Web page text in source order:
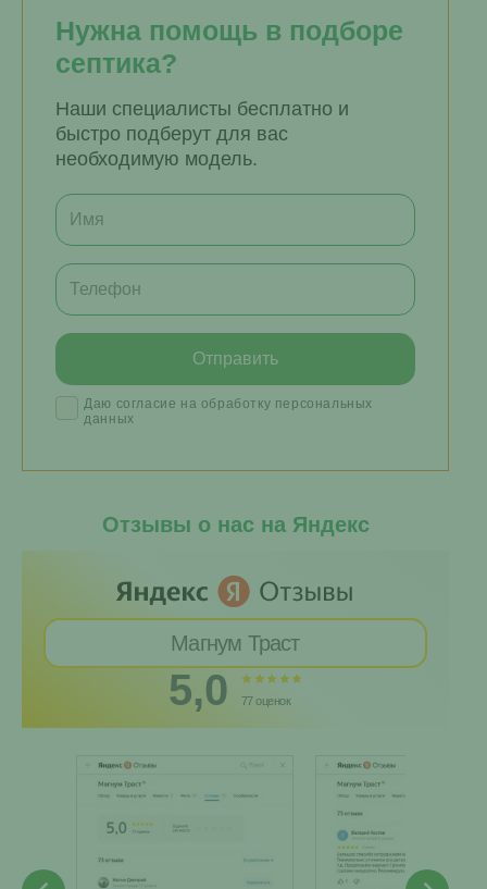
Нужна помощь в подборе
септика?
Наши специалисты бесплатно и
быстро подберут для вас
необходимую модель.
Даю согласие на обработку персональных
данных
Отзывы о нас на Яндекс
Магнум Траст
5,0 77 оценок